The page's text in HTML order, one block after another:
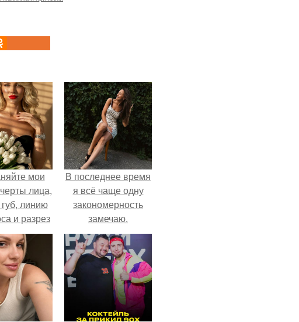
мои
лица,
линию
и разрез
В последнее время
я всё чаще одну
закономерность
замечаю.